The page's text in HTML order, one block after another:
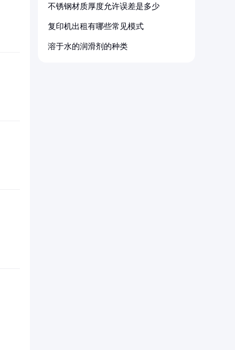
不锈钢材质厚度允许误差是多少
复印机出租有哪些常见模式
溶于水的润滑剂的种类